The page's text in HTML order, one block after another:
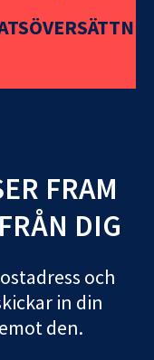
FRAM
DIG
och
in din
den.